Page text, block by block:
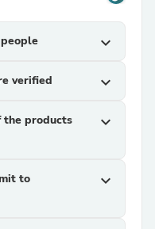
expand_more
verified expand_more
the products
expand_more
to
expand_more